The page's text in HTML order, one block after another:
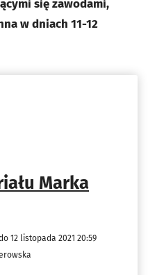
się zawodami,
w dniach 11-12
Marka
12 listopada 2021 20:59